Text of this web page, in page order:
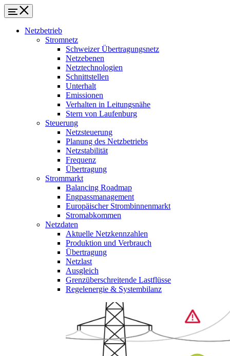
Netzbetrieb
Stromnetz
Schweizer Übertragungsnetz
Netzebenen
Netztechnologien
Schnittstellen
Unterhalt
Emissionen
Verhalten in Leitungsnähe
Stern von Laufenburg
Steuerung
Netzsteuerung
Planung des Netzbetriebs
Netzstabilität
Frequenz
Übertragung
Strommarkt
Balancing Roadmap
Engpassmanagement
Europäischer Strombinnenmarkt
Stromabkommen
Netzdaten
Aktuelle Netzkennzahlen
Produktion und Verbrauch
Übertragung
Netzlast
Ausgleich
Grenzüberschreitende Lastflüsse
Regelenergie & Systembilanz